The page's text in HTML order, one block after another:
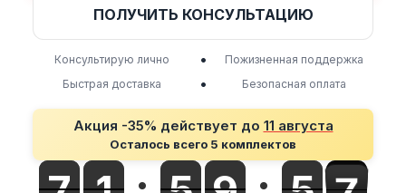
ПОЛУЧИТЬ КОНСУЛЬТАЦИЮ
Консультирую лично •
Пожизненная поддержка
Быстрая доставка
• Безопасная оплата
Акция -35% действует до 11 августа
Осталось всего 5 комплектов